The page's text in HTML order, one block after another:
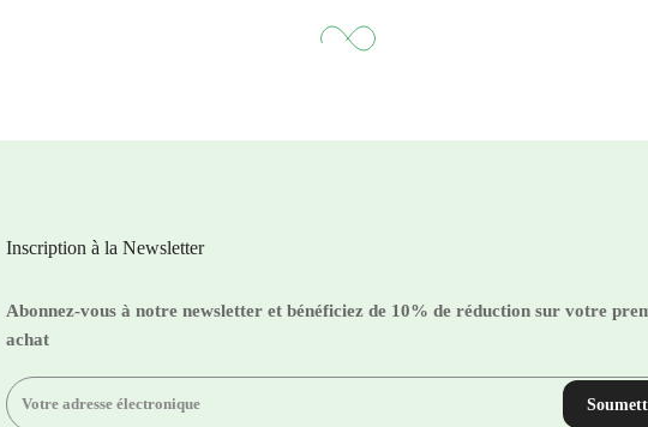
Inscription à la Newsletter
Abonnez-vous à notre newsletter et bénéficiez de 10% de réduction sur votre
achat